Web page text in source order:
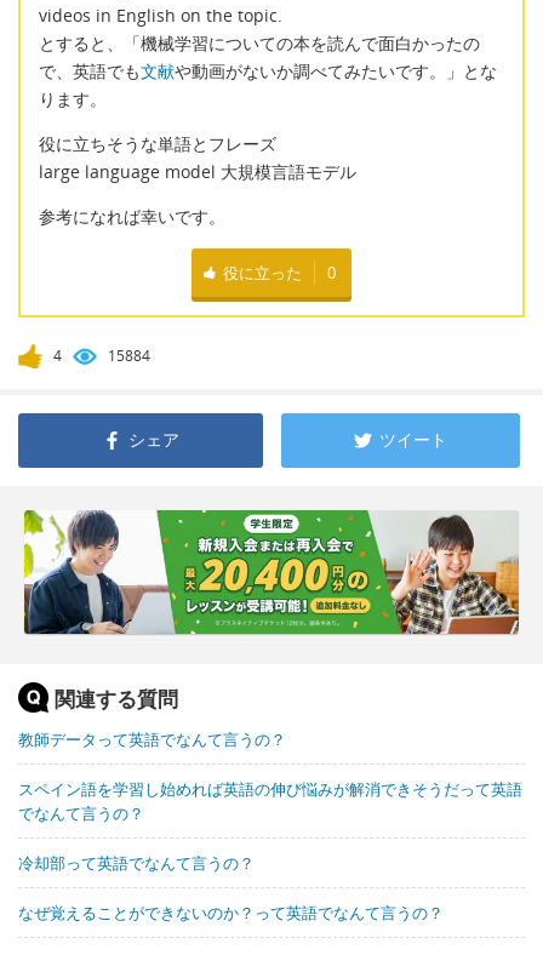
videos in English on the topic.
とすると、「機械学習についての本を読んで面白かったの
で、英語でも文献や動画がないか調べてみたいです。」とな
ります。
役に立ちそうな単語とフレーズ
large language model 大規模言語モデル
参考になれば幸いです。
役に立った 0
4 15884
シェア ツイート
関連する質問
教師データって英語でなんて言うの？
スペイン語を学習し始めれば英語の伸び悩みが解消できそうだって英語
でなんて言うの？
冷却部って英語でなんて言うの？
なぜ覚えることができないのか？って英語でなんて言うの？